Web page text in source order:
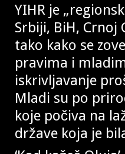
YIHR je
Srbiji, BiH, Crnoj
tako kako se
pravima i
iskrivljavanje
Mladi su po
koje počiva na
države koja je